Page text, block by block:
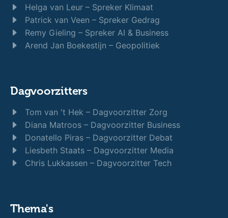
Helga van Leur – Spreker Klimaat
Patrick van Veen – Spreker Gedrag
Remy Gieling – Spreker AI & Business
Arend Jan Boekestijn – Geopolitiek
Dagvoorzitters
Tom van 't Hek – Dagvoorzitter Zorg
Diana Matroos – Dagvoorzitter Business
Donatello Piras – Dagvoorzitter Debat
Liesbeth Staats – Dagvoorzitter Media
Chris Lukkassen – Dagvoorzitter Tech
Thema's